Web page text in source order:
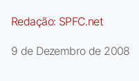
Redação: SPFC.net
9 de Dezembro de 2008